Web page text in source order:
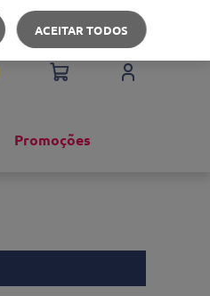
Apoio ao cliente
Promoções
ACEITAR TODOS